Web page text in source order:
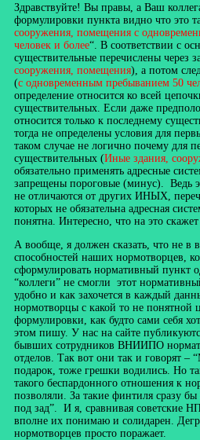
Здравствуйте! Вы правы, а Ваш
формулировки пункта видно что это
сооружения, помещения с
человек и более“. В соответствии с
существительные перечислены через
сооружения, помещения), а потом
(с одновременным пребыванием 50
определение относится ко всей
существительных. Если даже
относится только к последнему
тогда не определены условия для
таком случае не логично почему для
существительных (Иные здания,
обязательно применять адресные
запрещены пороговые (минус).
не отличаются от других ИНЫХ,
которых не обязательна адресная
понятна. Интересно, что на это
А вообще, я должен сказать, что не в
способностей наших нормотворцев,
сформулировать нормативный пункт
“коллеги” не смогли этот
удобно и как захочется в каждый
нормотворцы с какой то не понятной
формулировки, как будто сами себя
этом пишу. У нас на сайте
бывших сотрудников ВНИИПО
отделов. Так вот они так и говорят
подарок, тоже грешки водились. Но
такого беспардонного отношения к
позволяли. За такие финтиля сразу
под зад”. И я, сравнивая советские
вполне их понимаю и солидарен.
нормотворцев просто поражает.